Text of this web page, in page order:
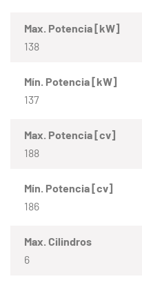
Max. Potencia [kW]
138
Mín. Potencia [kW]
137
Max. Potencia [cv]
188
Mín. Potencia [cv]
186
Max. Cilindros
6